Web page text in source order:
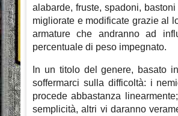
alabarde, fruste, spadoni,
migliorate e modificate grazie al
armature che andranno ad
percentuale di peso impegnato.
In un titolo del genere, basato
soffermarci sulla difficoltà: i
procede abbastanza
semplicità, altri vi daranno